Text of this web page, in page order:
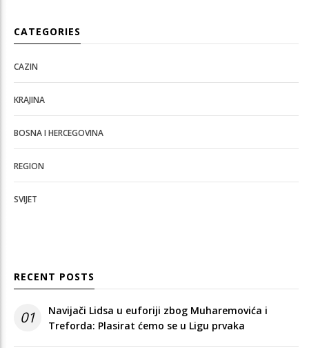
CATEGORIES
CAZIN
KRAJINA
BOSNA I HERCEGOVINA
REGION
SVIJET
RECENT POSTS
01
Navijači Lidsa u euforiji zbog Muharemovića i
Treforda: Plasirat ćemo se u Ligu prvaka